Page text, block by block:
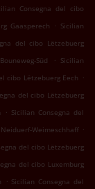
Consegna del cibo
Gaasperech . Sicilian
del cibo Lëtzebuerg
Süd . Sicilian
cibo Lëtzebuerg Eech .
del cibo Lëtzebuerg
. Sicilian Consegna del
Weimeschhaff .
del cibo Lëtzebuerg
del cibo Luxemburg
. Sicilian Consegna del